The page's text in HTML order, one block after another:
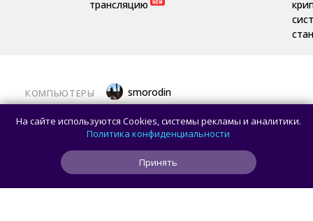
трансляцию
КОМПЬЮТЕРЫ smorodin
Владелец оригинальной предсерийной
схемы Intel 8080 с 5000 транзисторов
ищет реставратора
На сайте используются Cookies, системы рекламы и аналитики.
Политика конфиденциальности
Принять